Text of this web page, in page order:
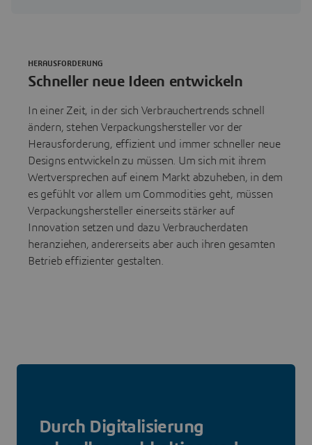
Schneller neue Ideen entwickeln
HERAUSFORDERUNG
In einer Zeit, in der sich Verbrauchertrends schnell
ändern, stehen Verpackungshersteller vor der
Herausforderung, effizient und immer schneller neue
Designs entwickeln zu müssen. Um sich mit ihrem
Wertversprechen auf einem Markt abzuheben, in dem
es gefühlt vor allem um Commodities geht, müssen
Verpackungshersteller einerseits stärker auf
Innovation setzen und dazu Verbraucherdaten
heranziehen, andererseits aber auch ihren gesamten
Betrieb effizienter gestalten.
Durch Digitalisierung